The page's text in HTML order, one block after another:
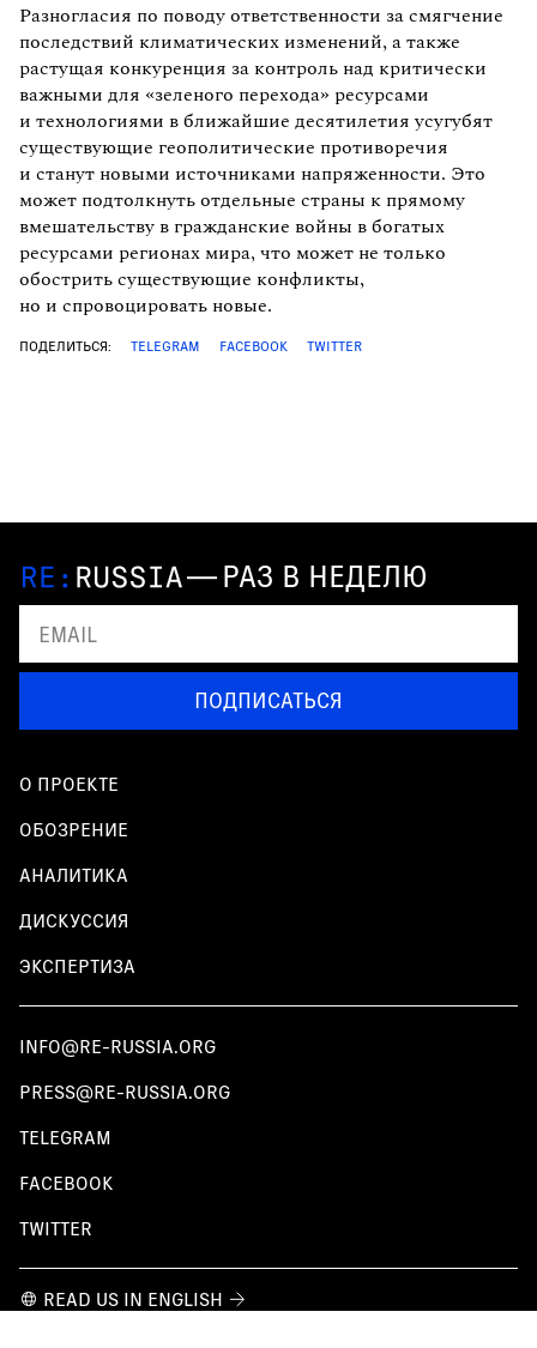
Разногласия по поводу ответственности за смягчение
последствий климатических изменений, а также
растущая конкуренция за контроль над критически
важными для «зеленого перехода» ресурсами
и технологиями в ближайшие десятилетия усугубят
существующие геополитические противоречия
и станут новыми источниками напряженности. Это
может подтолкнуть отдельные страны к прямому
вмешательству в гражданские войны в богатых
ресурсами регионах мира, что может не только
обострить существующие конфликты,
но и спровоцировать новые.
ПОДЕЛИТЬСЯ: TELEGRAM FACEBOOK TWITTER
— РАЗ В НЕДЕЛЮ
ПОДПИСАТЬСЯ
О ПРОЕКТЕ
ОБОЗРЕНИЕ
АНАЛИТИКА
ДИСКУССИЯ
ЭКСПЕРТИЗА
INFO@RE-RUSSIA.ORG
PRESS@RE-RUSSIA.ORG
TELEGRAM
FACEBOOK
TWITTER
READ US IN ENGLISH